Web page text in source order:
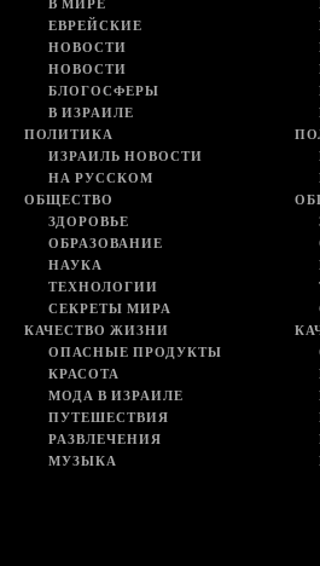
В МИРЕ
ЕВРЕЙСКИЕ
НОВОСТИ
НОВОСТИ
БЛОГОСФЕРЫ
В ИЗРАИЛЕ
ПОЛИТИКА
ИЗРАИЛЬ НОВОСТИ
НА РУССКОМ
ОБЩЕСТВО
ЗДОРОВЬЕ
ОБРАЗОВАНИЕ
НАУКА
ТЕХНОЛОГИИ
СЕКРЕТЫ МИРА
КАЧЕСТВО ЖИЗНИ
ОПАСНЫЕ ПРОДУКТЫ
КРАСОТА
МОДА В ИЗРАИЛЕ
ПУТЕШЕСТВИЯ
РАЗВЛЕЧЕНИЯ
МУЗЫКА